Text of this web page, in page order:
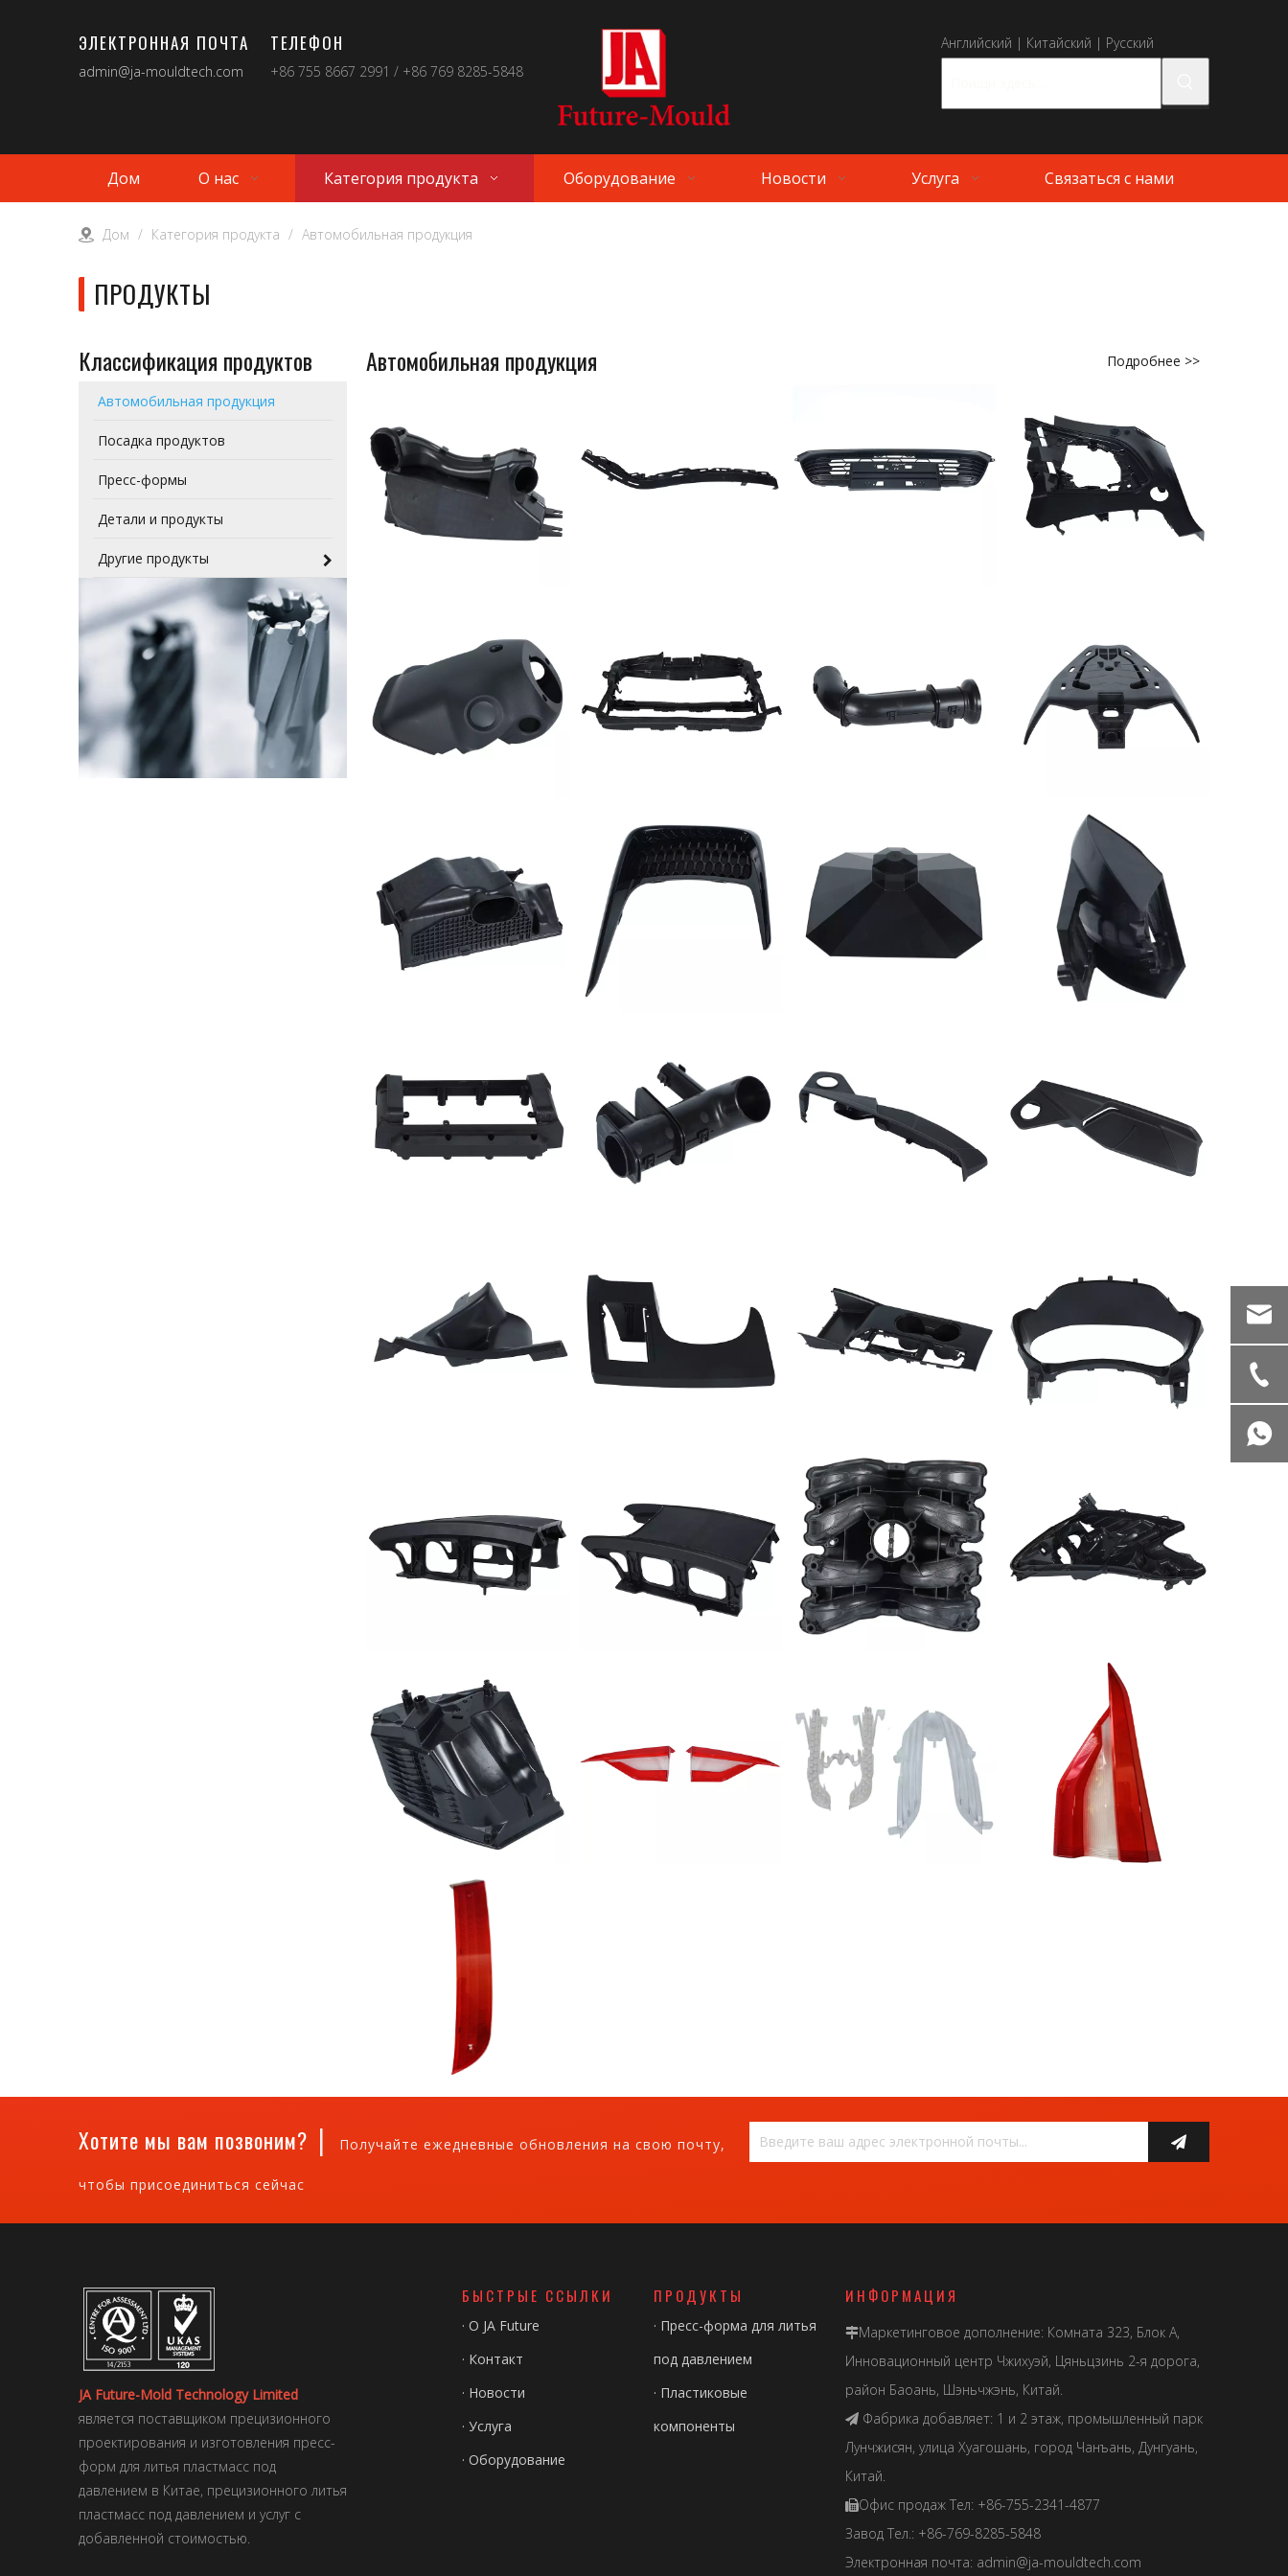
ЭЛЕКТРОННАЯ ПОЧТА
admin@ja-mouldtech.com
ТЕЛЕФОН
+86 755 8667 2991 / +86 769 8285-5848
Английский | Китайский | Русский
Дом О нас Категория продукта Оборудование Новости Услуга Связаться с нами
Дом / Категория продукта / Автомобильная продукция
ПРОДУКТЫ
Классификация продуктов
Автомобильная продукция
Посадка продуктов
Пресс-формы
Детали и продукты
Другие продукты
Автомобильная продукция Подробнее >>
Хотите мы вам позвоним? | Получайте ежедневные обновления на свою почту,
чтобы присоединиться сейчас
JA Future-Mold Technology Limited
является поставщиком прецизионного
проектирования и изготовления пресс-
форм для литья пластмасс под
давлением в Китае, прецизионного литья
пластмасс под давлением и услуг с
добавленной стоимостью.
БЫСТРЫЕ ССЫЛКИ
· О JA Future
· Контакт
· Новости
· Услуга
· Оборудование
ПРОДУКТЫ
· Пресс-форма для литья
под давлением
· Пластиковые
компоненты
ИНФОРМАЦИЯ
Маркетинговое дополнение: Комната 323, Блок А,
Инновационный центр Чжихуэй, Цяньцзинь 2-я дорога,
район Баоань, Шэньчжэнь, Китай.
 Фабрика добавляет: 1 и 2 этаж, промышленный парк
Лунчжисян, улица Хуагошань, город Чанъань, Дунгуань,
Китай.
Офис продаж Тел: +86-755-2341-4877
Завод Тел.: +86-769-8285-5848
Электронная почта: admin@ja-mouldtech.com